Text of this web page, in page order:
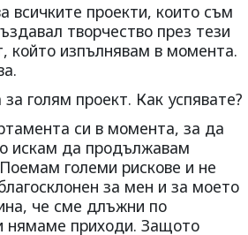
всичките проекти, които съм
творчество през тези
който изпълнявам в момента.
голям проект. Как успявате?
си в момента, за да
искам да продължавам
големи рискове и не
за мен и за моето
че сме длъжни по
нямаме приходи. Защото